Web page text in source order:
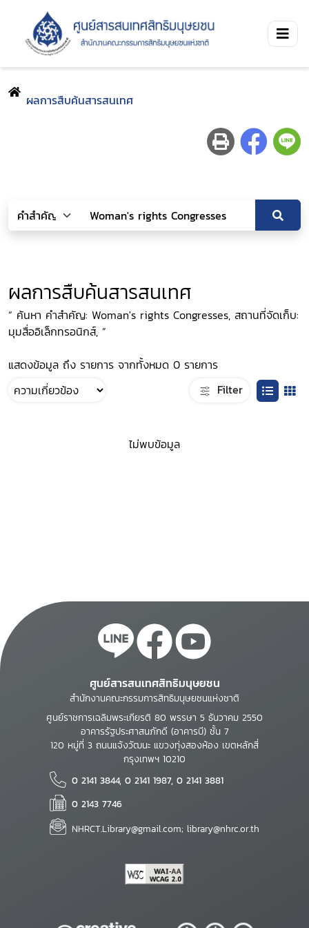
ผลการสืบค้นสารสนเทศ
ผลการสืบค้นสารสนเทศ
“ ค้นหา คำสำคัญ: Woman's rights Congresses, สถานที่จัดเก็บ:
มุมสื่ออิเล็กทรอนิกส์, ”
แสดงข้อมูล ถึง รายการ จากทั้งหมด 0 รายการ
Filter
ไม่พบข้อมูล
ศูนย์สารสนเทศสิทธิมนุษยชน
สำนักงานคณะกรรมการสิทธิมนุษยชนแห่งชาติ
ศูนย์ราชการเฉลิมพระเกียรติ 80 พรรษา 5 ธันวาคม 2550
อาคารรัฐประศาสนภักดี (อาคารบี) ชั้น 7
120 หมู่ที่ 3 ถนนแจ้งวัฒนะ แขวงทุ่งสองห้อง เขตหลักสี่
กรุงเทพฯ 10210
0 2141 3844, 0 2141 1987, 0 2141 3881
0 2143 7746
NHRCT.Library@gmail.com; library@nhrc.or.th